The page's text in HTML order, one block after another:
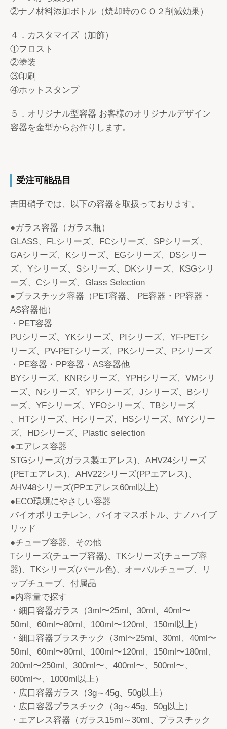
②ナノ材料添加ボトル（焼却時のＣＯ２削減効果）
４．カスタマイズ（加飾）
①フロスト
②塗装
③印刷
④ホットスタンプ
５．オリジナル型容器 お客様のオリジナルデザイン
容器を金型からお作りします。
受注可能品目
吉田硝子では、以下の容器を取扱っております。
●ガラス容器（ガラス瓶）
GLASS、FLシリーズ、FCシリーズ、SPシリーズ、
GAシリーズ、Kシリーズ、EGシリーズ、DSシリー
ズ、Yシリーズ、Sシリーズ、DKシリーズ、KSGシリ
ーズ、Cシリーズ、Glass Selection
●プラスチック容器（PET容器、 PE容器・PP容器・
AS容器他）
・PET容器
PUシリーズ、YKシリーズ、PIシリーズ、YF-PETシ
リーズ、PV-PETシリーズ、PKシリーズ、Pシリーズ
・PE容器・PP容器・AS容器他
BYシリーズ、KNRシリーズ、YPHシリーズ、VMシリ
ーズ、Nシリーズ、YPシリーズ、Jシリーズ、Bシリ
ーズ、YFシリーズ、YFOシリーズ、TBシリーズ
、HTシリーズ、Hシリーズ、HSシリーズ、MYシリー
ズ、HDシリーズ、Plastic selection
●エアレス容器
STGシリーズ(ガラス製エアレス)、AHV24シリーズ
(PETエアレス)、AHV22シリーズ(PPエアレス)、
AHV48シリーズ(PPエアレス60ml以上)
●ECO環境にやさしい容器
バイオポリエチレン、バイオマスボトル、ナノハイブ
リッド
●チューブ容器、その他
Tシリーズ(チューブ容器)、TKシリーズ(チューブ容
器)、TKシリーズ(パール色)、オーバルチューブ、リ
ップチューブ、付属品
●内容量で探す
・細口容器ガラス（3ml〜25ml、30ml、40ml〜
50ml、60ml〜80ml、100ml〜120ml、150ml以上）
・細口容器プラスチック（3ml〜25ml、30ml、40ml〜
50ml、60ml〜80ml、100ml〜120ml、150ml〜180ml、
200ml〜250ml、300ml〜、400ml〜、500ml〜、
600ml〜、1000ml以上）
・広口容器ガラス（3g～45g、50g以上）
・広口容器プラスチック（3g～45g、50g以上）
・エアレス容器（ガラス15ml～30ml、プラスチック